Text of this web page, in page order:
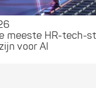
meeste HR-tech-
voor AI